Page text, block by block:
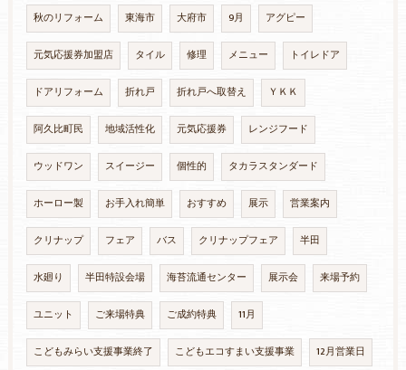
秋のリフォーム 東海市 大府市 9月 アグピー
元気応援券加盟店 タイル 修理 メニュー トイレドア
ドアリフォーム 折れ戸 折れ戸へ取替え ＹＫＫ
阿久比町民 地域活性化 元気応援券 レンジフード
ウッドワン スイージー 個性的 タカラスタンダード
ホーロー製 お手入れ簡単 おすすめ 展示 営業案内
クリナップ フェア バス クリナップフェア 半田
水廻り 半田特設会場 海苔流通センター 展示会 来場予約
ユニット ご来場特典 ご成約特典 11月
こどもみらい支援事業終了 こどもエコすまい支援事業 12月営業日